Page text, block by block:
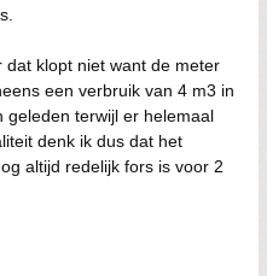
klopt niet want de meter
een verbruik van 4 m3 in
terwijl er helemaal
denk ik dus dat het
altijd redelijk fors is voor 2